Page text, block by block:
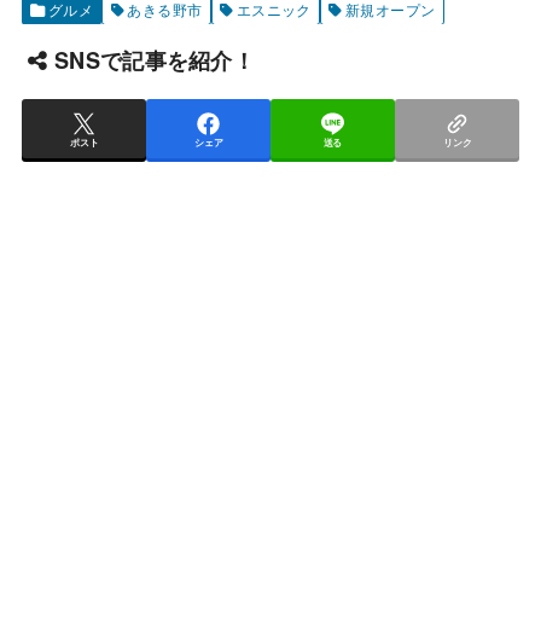
グルメ あきる野市 エスニック 新規オープン
SNSで記事を紹介！
ポスト シェア 送る リンク